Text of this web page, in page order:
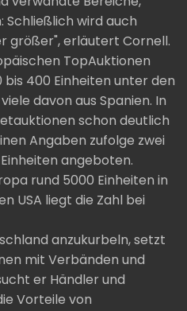
wird auch
größer", erläutert Cornell.
TopAuktionen
400 Einheiten unter den
davon aus Spanien. In
schon deutlich
Angaben zufolge zwei
angeboten.
rund 5000 Einheiten in
USA liegt die Zahl bei
anzukurbeln, setzt
mit Verbänden und
er Händler und
Vorteile von